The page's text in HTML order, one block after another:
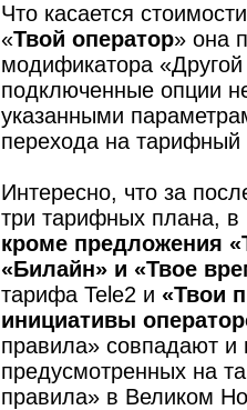
Что касается
«Твой оператор» она
модификатора
подключенные опции
указанными
перехода на
Интересно, что за
три тарифных плана, в
кроме предложения
«Билайн» и «Твое
тарифа Tele2 и «Твои
инициативы
правила» совпадают
предусмотренных на
правила» в Великом